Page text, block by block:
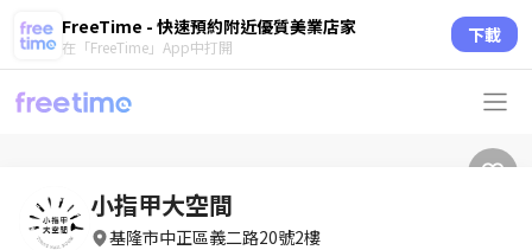
FreeTime - 快速預約附近優質美業店家
在「FreeTime」App中打開 下載
小指甲大空間
基隆市中正區義二路20號2樓